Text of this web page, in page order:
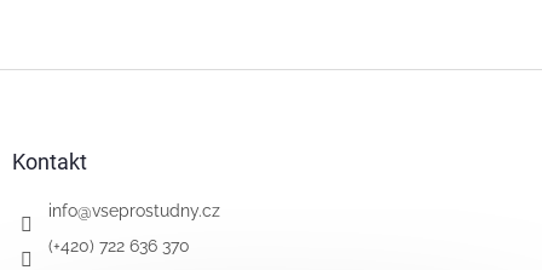
Kontakt
info@vseprostudny.cz
(+420) 722 636 370